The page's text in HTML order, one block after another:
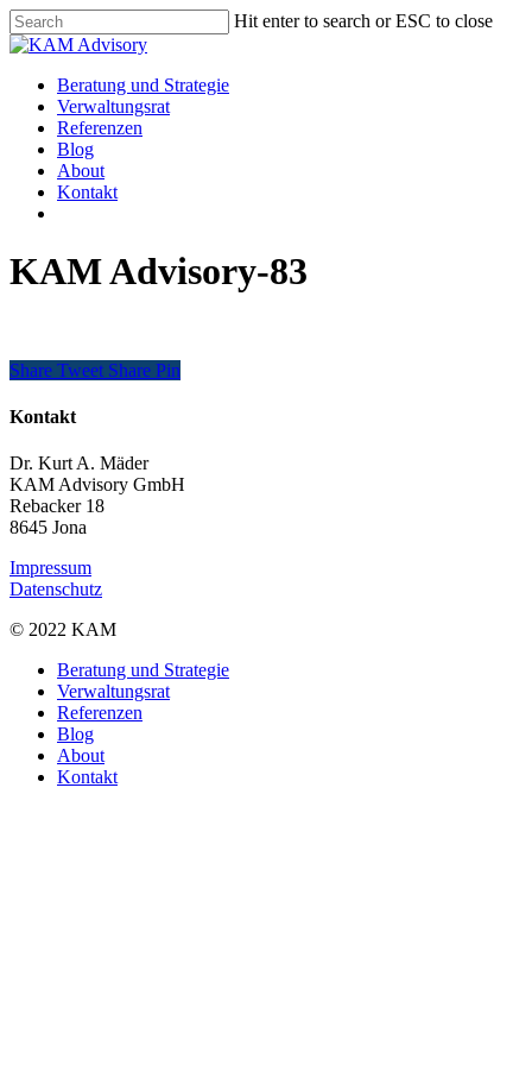
Skip
to
content
Hit enter to search or ESC to close
Close
Menu
Beratung und Strategie
Verwaltungsrat
Referenzen
Blog
About
Kontakt
KAM Advisory-83
Share Tweet Share Pin
Kontakt
Dr. Kurt A. Mäder
KAM Advisory GmbH
Rebacker 18
8645 Jona
Impressum
Datenschutz
© 2022 KAM
Close
Menu
Beratung und Strategie
Verwaltungsrat
Referenzen
Blog
About
Kontakt